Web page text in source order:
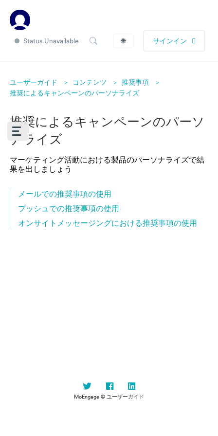
Status Unavailable 🌐 サインイン
ユーザーガイド コンテンツ
推奨事項
推奨によるキャンペーンのパーソナライズ
推奨によるキャンペーンのパーソ
ナライズ
マーケティング活動における製品のパーソナライズで結
果を出しましょう
メールでの推奨事項の使用
プッシュでの推奨事項の使用
オンサイトメッセージングにおける推奨事項の使用
MoEngage © ユーザーガイド